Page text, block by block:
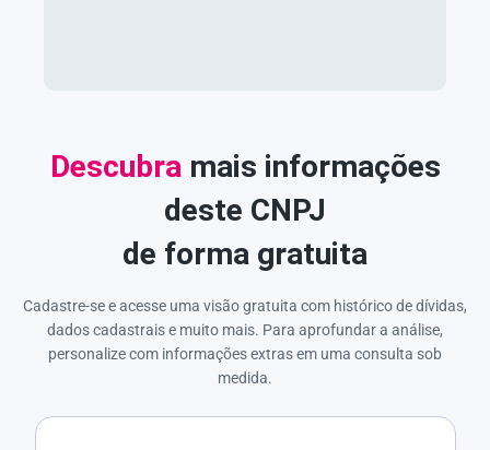
Descubramais informações
deste CNPJ
de forma gratuita
Cadastre-se e acesse uma visão gratuita com histórico de dívidas,
dados cadastrais e muito mais. Para aprofundar a análise,
personalize com informações extras em uma consulta sob
medida.